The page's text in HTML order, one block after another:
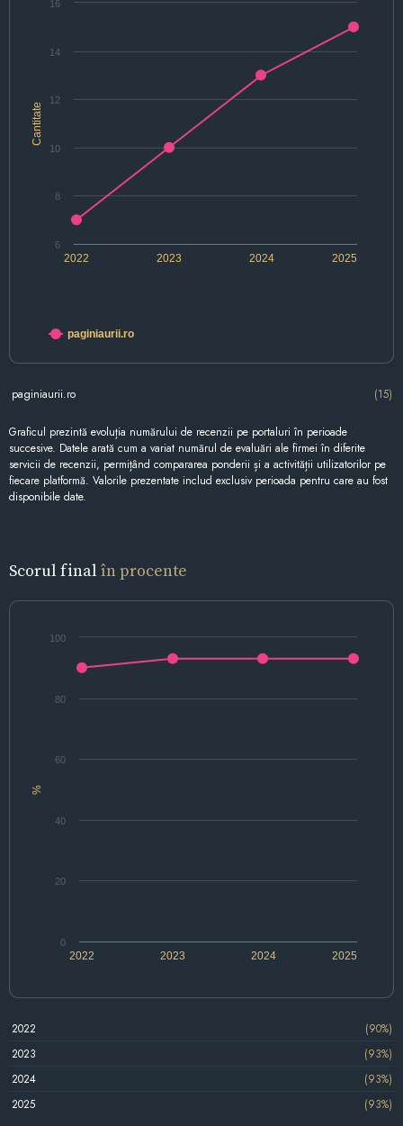
Cantitate
2022 2024
2023 2025
6
8
10
12
14
16
paginiaurii.ro
paginiaurii.ro (15)
Graficul prezintă evoluția numărului de recenzii pe portaluri în perioade
succesive. Datele arată cum a variat numărul de evaluări ale firmei în diferite
servicii de recenzii, permițând compararea ponderii și a activității utilizatorilor pe
fiecare platformă. Valorile prezentate includ exclusiv perioada pentru care au fost
disponibile date.
Scorul final în procente
%
2022 2024
2023 2025
0
20
40
60
80
100
2022
(90%)
2023
(93%)
2024
(93%)
2025
(93%)